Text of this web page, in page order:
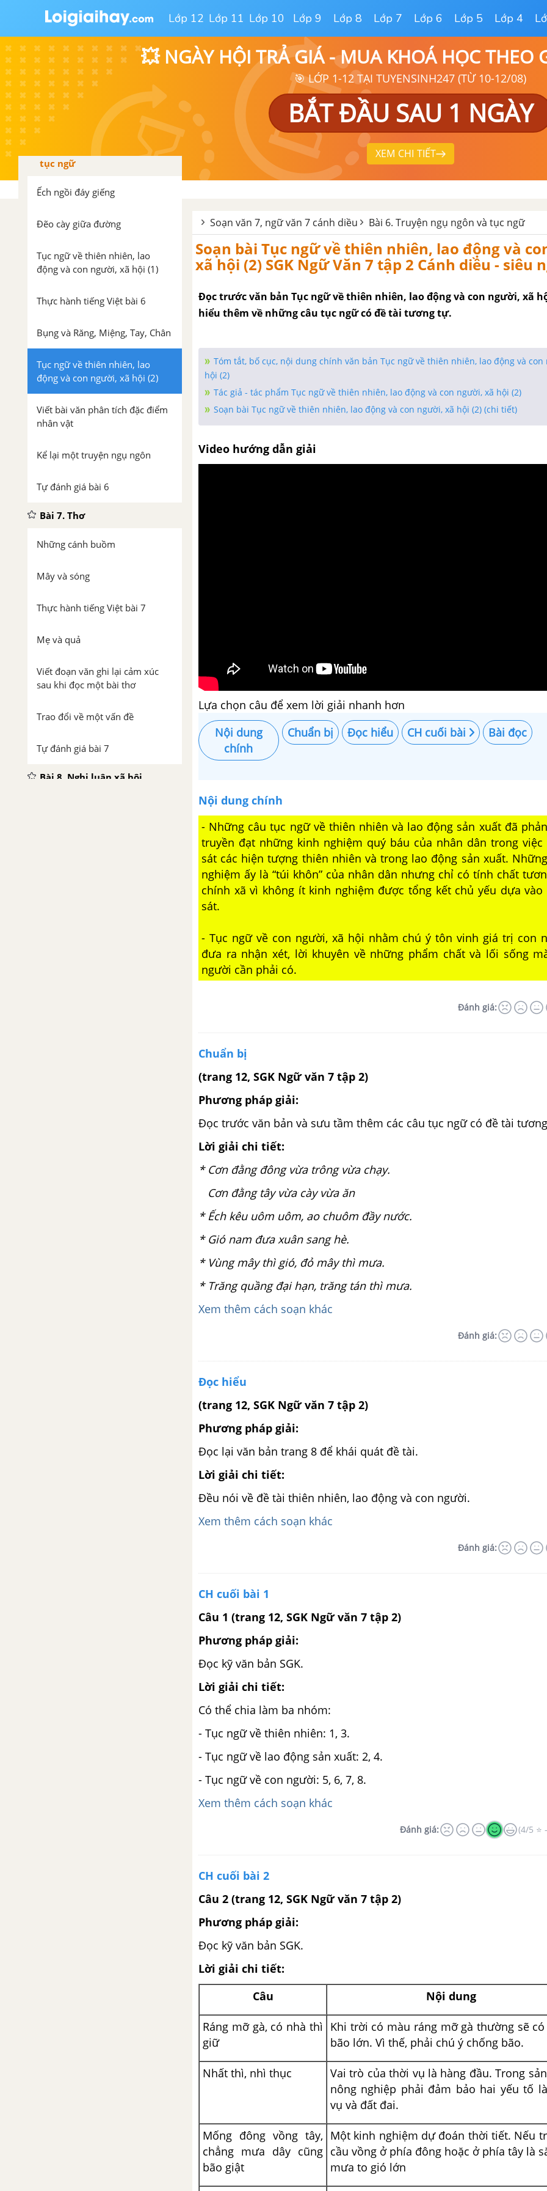
Lớp 12 Lớp 11 Lớp 10 Lớp 9 Lớp 8 Lớp 7 Lớp 6 Lớp 5 Lớp 4
💥 NGÀY HỘI TRẢ GIÁ - MUA KHOÁ HỌC THEO
🎯 LỚP 1-12 TẠI TUYENSINH247 (TỪ 10-12/08)
BẮT ĐẦU SAU 1 NGÀY
XEM CHI TIẾT
Giải thích quy tắc, luật lệ của
một hoạt động hay trò chơi
Tự đánh giá bài 5
Nội dung ôn tập học kì I
Tự đánh giá cuối học kì I
Bài 6. Truyện ngụ ngôn và
tục ngữ
Ếch ngồi đáy giếng
Đẽo cày giữa đường
Tục ngữ về thiên nhiên, lao
động và con người, xã hội (1)
Thực hành tiếng Việt bài 6
Bụng và Răng, Miệng, Tay, Chân
Tục ngữ về thiên nhiên, lao
động và con người, xã hội (2)
Viết bài văn phân tích đặc điểm
nhân vật
Kể lại một truyện ngụ ngôn
Tự đánh giá bài 6
Bài 7. Thơ
Những cánh buồm
Mây và sóng
Thực hành tiếng Việt bài 7
Mẹ và quả
Viết đoạn văn ghi lại cảm xúc
sau khi đọc một bài thơ
Trao đổi về một vấn đề
Tự đánh giá bài 7
Bài 8. Nghị luận xã hội
Soạn văn 7, ngữ văn 7 cánh diều Bài 6. Truyện ngụ ngôn và tục ngữ
Soạn bài Tục ngữ về thiên nhiên, lao động và
xã hội (2) SGK Ngữ Văn 7 tập 2 Cánh diều - siêu
Đọc trước văn bản Tục ngữ về thiên nhiên, lao động và con người, xã
hiểu thêm về những câu tục ngữ có đề tài tương tự.
Tóm tắt, bố cục, nội dung chính văn bản Tục ngữ về thiên nhiên, lao động và con
hội (2)
Tác giả - tác phẩm Tục ngữ về thiên nhiên, lao động và con người, xã hội (2)
Soạn bài Tục ngữ về thiên nhiên, lao động và con người, xã hội (2) (chi tiết)
Video hướng dẫn giải
Lựa chọn câu để xem lời giải nhanh hơn
Nội dung
chính
Chuẩn bị Đọc hiểu CH cuối bài Bài đọc
Nội dung chính
- Những câu tục ngữ về thiên nhiên và lao động sản xuất đã
truyền đạt những kinh nghiệm quý báu của nhân dân trong việc
sát các hiện tượng thiên nhiên và trong lao động sản xuất.
nghiệm ấy là “túi khôn” của nhân dân nhưng chỉ có tính chất
chính xã vì không ít kinh nghiệm được tổng kết chủ yếu dựa vào
sát.
- Tục ngữ về con người, xã hội nhằm chú ý tôn vinh giá trị con
đưa ra nhận xét, lời khuyên về những phẩm chất và lối sống
người cần phải có.
Đánh giá:
Chuẩn bị
(trang 12, SGK Ngữ văn 7 tập 2)
Phương pháp giải:
Đọc trước văn bản và sưu tầm thêm các câu tục ngữ có đề tài
Lời giải chi tiết:
* Cơn đằng đông vừa trông vừa chạy.
Cơn đằng tây vừa cày vừa ăn
* Ếch kêu uôm uôm, ao chuôm đầy nước.
* Gió nam đưa xuân sang hè.
* Vùng mây thì gió, đỏ mây thì mưa.
* Trăng quầng đại hạn, trăng tán thì mưa.
Xem thêm cách soạn khác
Đánh giá:
Đọc hiểu
(trang 12, SGK Ngữ văn 7 tập 2)
Phương pháp giải:
Đọc lại văn bản trang 8 để khái quát đề tài.
Lời giải chi tiết:
Đều nói về đề tài thiên nhiên, lao động và con người.
Xem thêm cách soạn khác
Đánh giá:
CH cuối bài 1
Câu 1 (trang 12, SGK Ngữ văn 7 tập 2)
Phương pháp giải:
Đọc kỹ văn bản SGK.
Lời giải chi tiết:
Có thể chia làm ba nhóm:
- Tục ngữ về thiên nhiên: 1, 3.
- Tục ngữ về lao động sản xuất: 2, 4.
- Tục ngữ về con người: 5, 6, 7, 8.
Xem thêm cách soạn khác
Đánh giá: (4/5 ⭐
CH cuối bài 2
Câu 2 (trang 12, SGK Ngữ văn 7 tập 2)
Phương pháp giải:
Đọc kỹ văn bản SGK.
Lời giải chi tiết:
Câu
Nội dung
Ráng mỡ gà, có nhà thì
giữ
Khi trời có màu ráng mỡ gà thường sẽ
bão lớn. Vì thế, phải chú ý chống bão.
Nhất thì, nhì thục
Vai trò của thời vụ là hàng đầu. Trong
nông nghiệp phải đảm bảo hai yếu tố
vụ và đất đai.
Mống đông vồng tây,
chẳng mưa dây cũng
bão giật
Một kinh nghiệm dự đoán thời tiết. Nếu
cầu vồng ở phía đông hoặc ở phía tây là
mưa to gió lớn